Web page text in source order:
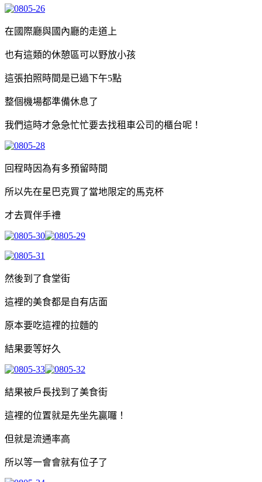
在國際廳與國內廳的走道上
也有這類的休憩區可以野放小孩
這張拍照時間是已過下午5點
整個機場都準備休息了
我們這時才急急忙忙要去找租車公司的櫃台呢！
回程時因為有多預留時間
所以先在星巴克買了當地限定的馬克杯
才去買伴手禮
然後到了食堂街
這裡的美食都是自有店面
原本要吃這裡的拉麵的
結果要等好久
結果被戶長找到了美食街
這裡的位置就是先坐先贏囉！
但就是流通率高
所以等一會會就有位子了